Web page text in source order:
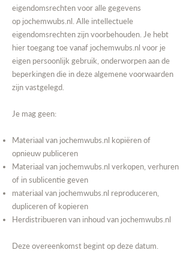
eigendomsrechten voor alle gegevens
op jochemwubs.nl . Alle intellectuele
eigendomsrechten zijn voorbehouden. Je hebt
hier toegang toe vanaf jochemwubs.nl voor je
eigen persoonlijk gebruik, onderworpen aan de
beperkingen die in deze algemene voorwaarden
zijn vastgelegd.
Je mag geen:
Materiaal van jochemwubs.nl kopiëren of
opnieuw publiceren
Materiaal van jochemwubs.nl verkopen, verhuren
of in sublicentie geven
materiaal van jochemwubs.nl reproduceren,
dupliceren of kopieren
Herdistribueren van inhoud van jochemwubs.nl
Deze overeenkomst begint op deze datum.